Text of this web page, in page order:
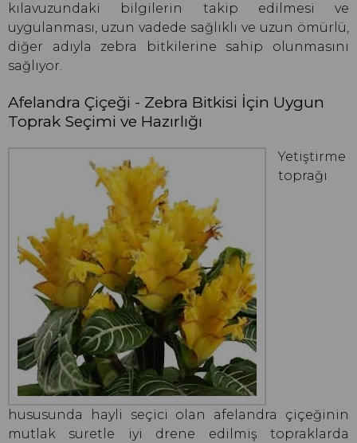
kılavuzundaki bilgilerin takip edilmesi ve
uygulanması, uzun vadede sağlıklı ve uzun ömürlü,
diğer adıyla zebra bitkilerine sahip olunmasını
sağlıyor.
Afelandra Çiçeği - Zebra Bitkisi İçin Uygun
Toprak Seçimi ve Hazırlığı
Yetiştirme
toprağı
hususunda hayli seçici olan afelandra çiçeğinin
mutlak suretle iyi drene edilmiş topraklarda